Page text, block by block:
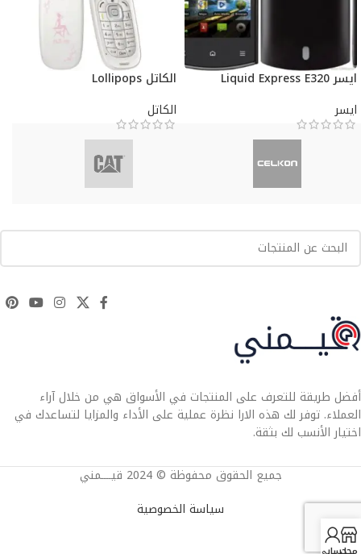
ايسر Liquid Express E320
ايسر
الكاتل Lollipops
الكاتل
أفضل طريقة للتعرف على المنتجات في الأسواق هي من خلال آراء
العملاء. توفر لك هذه الارا نظرة عملية على الأداء والمزايا لتساعدك في
اختيار الأنسب لك بثقة.
جميع الحقوق محفوظة © 2024 قيــــمني
سياسة الخصوصية